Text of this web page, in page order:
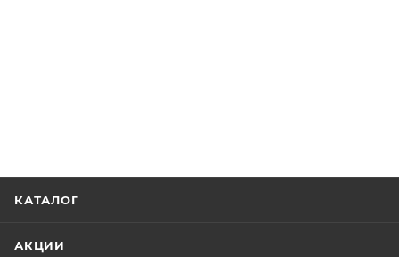
КАТАЛОГ
АКЦИИ